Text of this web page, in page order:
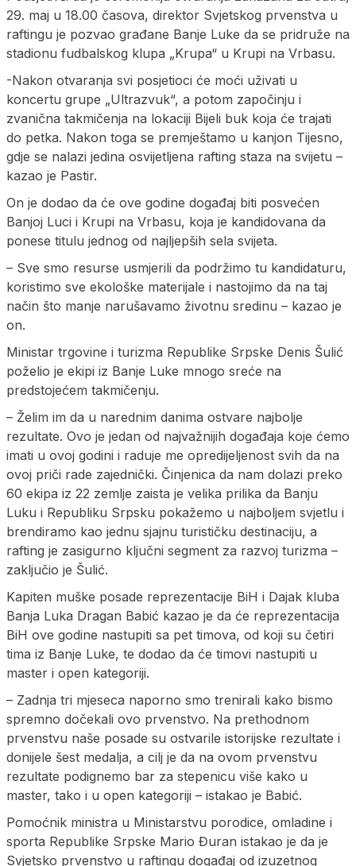
29. maj u 18.00 časova, direktor Svjetskog prvenstva u
raftingu je pozvao građane Banje Luke da se pridruže na
stadionu fudbalskog klupa „Krupa“ u Krupi na Vrbasu.
-Nakon otvaranja svi posjetioci će moći uživati u
koncertu grupe „Ultrazvuk“, a potom započinju i
zvanična takmičenja na lokaciji Bijeli buk koja će trajati
do petka. Nakon toga se premještamo u kanjon Tijesno,
gdje se nalazi jedina osvijetljena rafting staza na svijetu –
kazao je Pastir.
On je dodao da će ove godine događaj biti posvećen
Banjoj Luci i Krupi na Vrbasu, koja je kandidovana da
ponese titulu jednog od najljepših sela svijeta.
– Sve smo resurse usmjerili da podržimo tu kandidaturu,
koristimo sve ekološke materijale i nastojimo da na taj
način što manje narušavamo životnu sredinu – kazao je
on.
Ministar trgovine i turizma Republike Srpske Denis Šulić
poželio je ekipi iz Banje Luke mnogo sreće na
predstojećem takmičenju.
– Želim im da u narednim danima ostvare najbolje
rezultate. Ovo je jedan od najvažnijih događaja koje ćemo
imati u ovoj godini i raduje me opredijeljenost svih da na
ovoj priči rade zajednički. Činjenica da nam dolazi preko
60 ekipa iz 22 zemlje zaista je velika prilika da Banju
Luku i Republiku Srpsku pokažemo u najboljem svjetlu i
brendiramo kao jednu sjajnu turističku destinaciju, a
rafting je zasigurno ključni segment za razvoj turizma –
zaključio je Šulić.
Kapiten muške posade reprezentacije BiH i Dajak kluba
Banja Luka Dragan Babić kazao je da će reprezentacija
BiH ove godine nastupiti sa pet timova, od koji su četiri
tima iz Banje Luke, te dodao da će timovi nastupiti u
master i open kategoriji.
– Zadnja tri mjeseca naporno smo trenirali kako bismo
spremno dočekali ovo prvenstvo. Na prethodnom
prvenstvu naše posade su ostvarile istorijske rezultate i
donijele šest medalja, a cilj je da na ovom prvenstvu
rezultate podignemo bar za stepenicu više kako u
master, tako i u open kategoriji – istakao je Babić.
Pomoćnik ministra u Ministarstvu porodice, omladine i
sporta Republike Srpske Mario Đuran istakao je da je
Svjetsko prvenstvo u raftingu događaj od izuzetnog